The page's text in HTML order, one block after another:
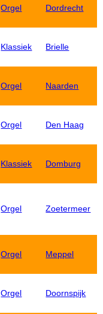
Orgel Dordrecht
Klassiek Brielle
Orgel Naarden
Orgel Den Haag
Klassiek Domburg
Orgel Zoetermeer
Orgel Meppel
Orgel Doornspijk